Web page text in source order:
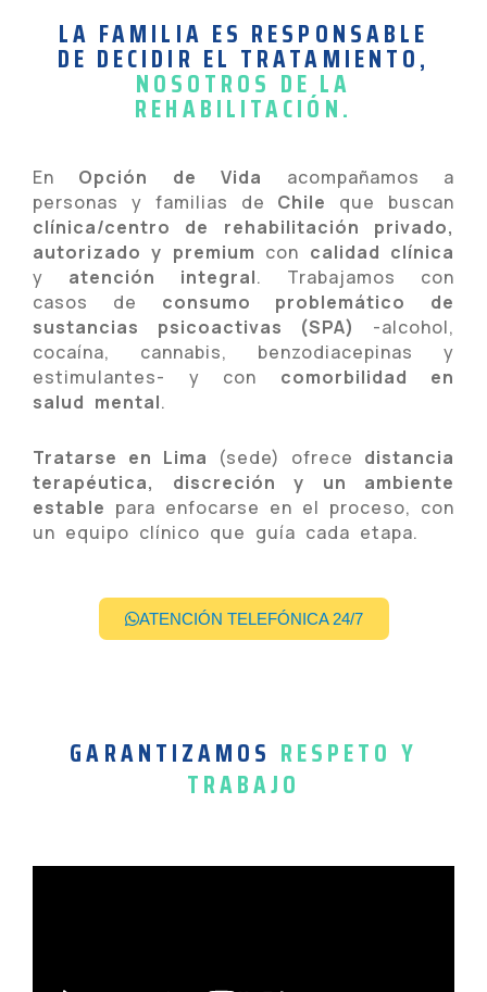
LA FAMILIA ES RESPONSABLE
DE DECIDIR EL TRATAMIENTO,
NOSOTROS DE LA
REHABILITACIÓN.
En Opción de Vida
acompañamos a
personas y familias de Chile
que buscan
clínica/centro de rehabilitación
privado,
autorizado y premium con calidad clínica
y atención integral. Trabajamos con
casos de consumo problemático de
sustancias psicoactivas (SPA)
-alcohol,
cocaína, cannabis, benzodiacepinas y
estimulantes- y con comorbilidad en
salud mental.
Tratarse en Lima (sede) ofrece distancia
terapéutica, discreción y un ambiente
estable para enfocarse en el proceso, con
un equipo clínico que guía cada etapa.
ATENCIÓN TELEFÓNICA 24/7
GARANTIZAMOS RESPETO Y
TRABAJO